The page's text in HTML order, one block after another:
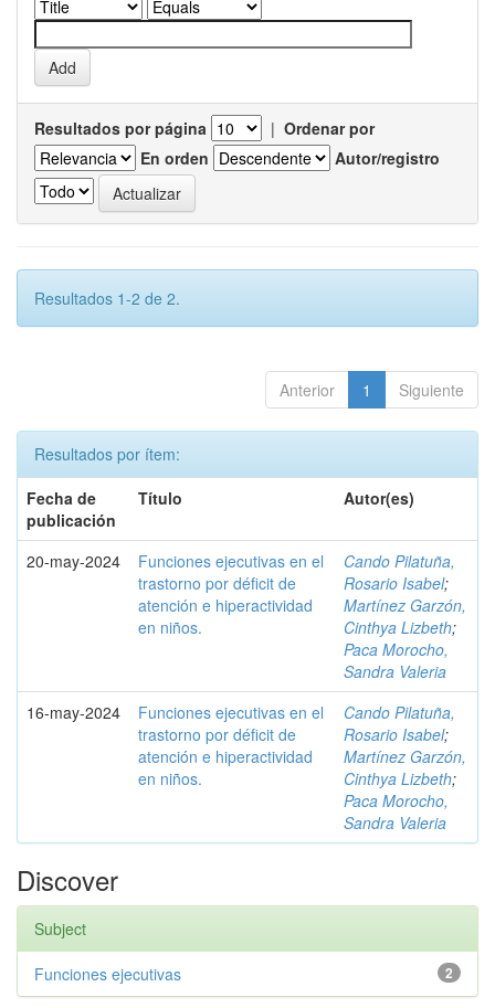
Resultados por página | Ordenar por
En orden
Autor/registro
Resultados 1-2 de 2.
Anterior 1 Siguiente
Resultados por ítem:
Fecha de
publicación
Título Autor(es)
20-may-2024
Funciones ejecutivas en el
trastorno por déficit de
atención e hiperactividad
en niños.
Cando Pilatuña,
Rosario Isabel;
Martínez Garzón,
Cinthya Lizbeth;
Paca Morocho,
Sandra Valeria
16-may-2024
Funciones ejecutivas en el
trastorno por déficit de
atención e hiperactividad
en niños.
Cando Pilatuña,
Rosario Isabel;
Martínez Garzón,
Cinthya Lizbeth;
Paca Morocho,
Sandra Valeria
Discover
Subject
2
Funciones ejecutivas